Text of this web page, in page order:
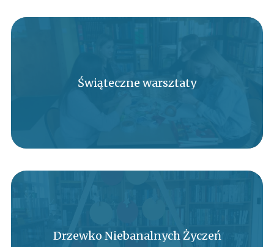
Świąteczne warsztaty
Drzewko Niebanalnych Życzeń